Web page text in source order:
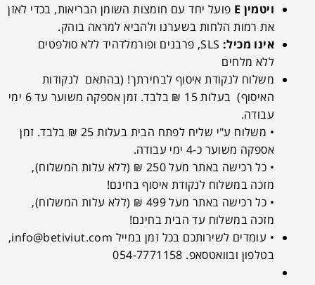
ויטמין E
פועל יחד עם חומצות השומן הבריאות, בכדי לאזן
את רמות הלחות בשערנו ולהביא למראה בוהק.
אינו מכיל:
ללא מלחים
משלוח לנקודת איסוף לבחירתך! (בהתאם לנקודות
האיסוף) בעלות 15 ₪ בלבד. זמן אספקה משוער עד 6 ימי
עבודה.
• משלוח ע"י שליח לפתח הבית בעלות 25 ₪ בלבד. זמן
אספקה משוער כ-4 ימי עבודה.
• כל רכישה באתר מעל 250 ₪ (ללא עלות המשלוח),
מזכה במשלוח לנקודת איסוף בחינם!
• כל רכישה באתר מעל 499 ₪ (ללא עלות המשלוח),
מזכה במשלוח עד הבית בחינם!
• עומדים לשירותכם בכל זמן במייל info@betiviut.com
,
בטלפון ובוואטסאפ. 054-7771158